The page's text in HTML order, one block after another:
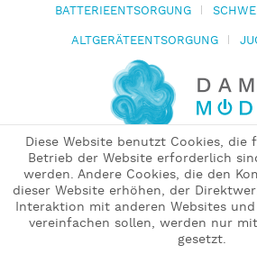
BATTERIEENTSORGUNG
ALTGERÄTEENTSORGUNG
Diese Website benutzt Cookies, die
Betrieb der Website erforderlich
werden. Andere Cookies, die den
dieser Website erhöhen, der
Interaktion mit anderen Websites
vereinfachen sollen, werden nur
gesetzt.